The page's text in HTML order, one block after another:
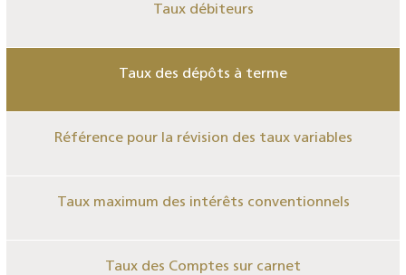
Taux débiteurs
Taux des dépôts à terme
Référence pour la révision des taux variables
Taux maximum des intérêts conventionnels
Taux des Comptes sur carnet